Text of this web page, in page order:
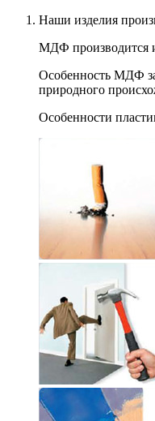
Наши изделия
МДФ производится
Особенность МДФ
природного
Особенности